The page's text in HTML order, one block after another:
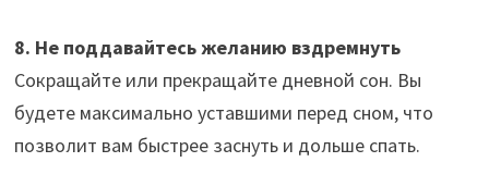
8. Не поддавайтесь желанию вздремнуть
Сокращайте или прекращайте дневной сон. Вы
будете максимально уставшими перед сном, что
позволит вам быстрее заснуть и дольше спать.